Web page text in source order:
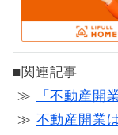
■関連記事
≫
「不動産開
≫ 不動産開業